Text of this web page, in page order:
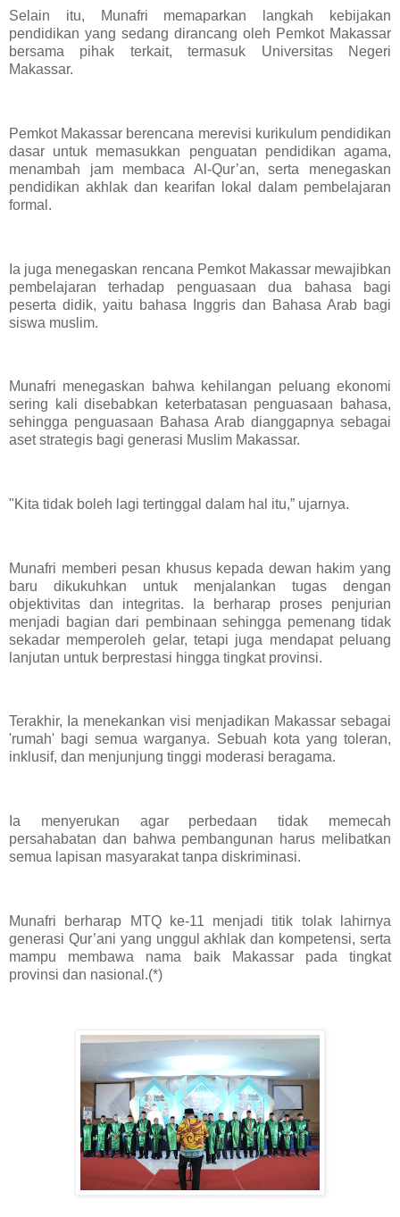
Selain itu, Munafri memaparkan langkah kebijakan
pendidikan yang sedang dirancang oleh Pemkot Makassar
bersama pihak terkait, termasuk Universitas Negeri
Makassar.
Pemkot Makassar berencana merevisi kurikulum pendidikan
dasar untuk memasukkan penguatan pendidikan agama,
menambah jam membaca Al-Qur’an, serta menegaskan
pendidikan akhlak dan kearifan lokal dalam pembelajaran
formal.
Ia juga menegaskan rencana Pemkot Makassar mewajibkan
pembelajaran terhadap penguasaan dua bahasa bagi
peserta didik, yaitu bahasa Inggris dan Bahasa Arab bagi
siswa muslim.
Munafri menegaskan bahwa kehilangan peluang ekonomi
sering kali disebabkan keterbatasan penguasaan bahasa,
sehingga penguasaan Bahasa Arab dianggapnya sebagai
aset strategis bagi generasi Muslim Makassar.
"Kita tidak boleh lagi tertinggal dalam hal itu,” ujarnya.
Munafri memberi pesan khusus kepada dewan hakim yang
baru dikukuhkan untuk menjalankan tugas dengan
objektivitas dan integritas. Ia berharap proses penjurian
menjadi bagian dari pembinaan sehingga pemenang tidak
sekadar memperoleh gelar, tetapi juga mendapat peluang
lanjutan untuk berprestasi hingga tingkat provinsi.
Terakhir, Ia menekankan visi menjadikan Makassar sebagai
'rumah' bagi semua warganya. Sebuah kota yang toleran,
inklusif, dan menjunjung tinggi moderasi beragama.
Ia menyerukan agar perbedaan tidak memecah
persahabatan dan bahwa pembangunan harus melibatkan
semua lapisan masyarakat tanpa diskriminasi.
Munafri berharap MTQ ke-11 menjadi titik tolak lahirnya
generasi Qur’ani yang unggul akhlak dan kompetensi, serta
mampu membawa nama baik Makassar pada tingkat
provinsi dan nasional.(*)